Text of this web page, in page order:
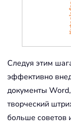
Следуя этим
эффективно
документы
творческий
больше советов